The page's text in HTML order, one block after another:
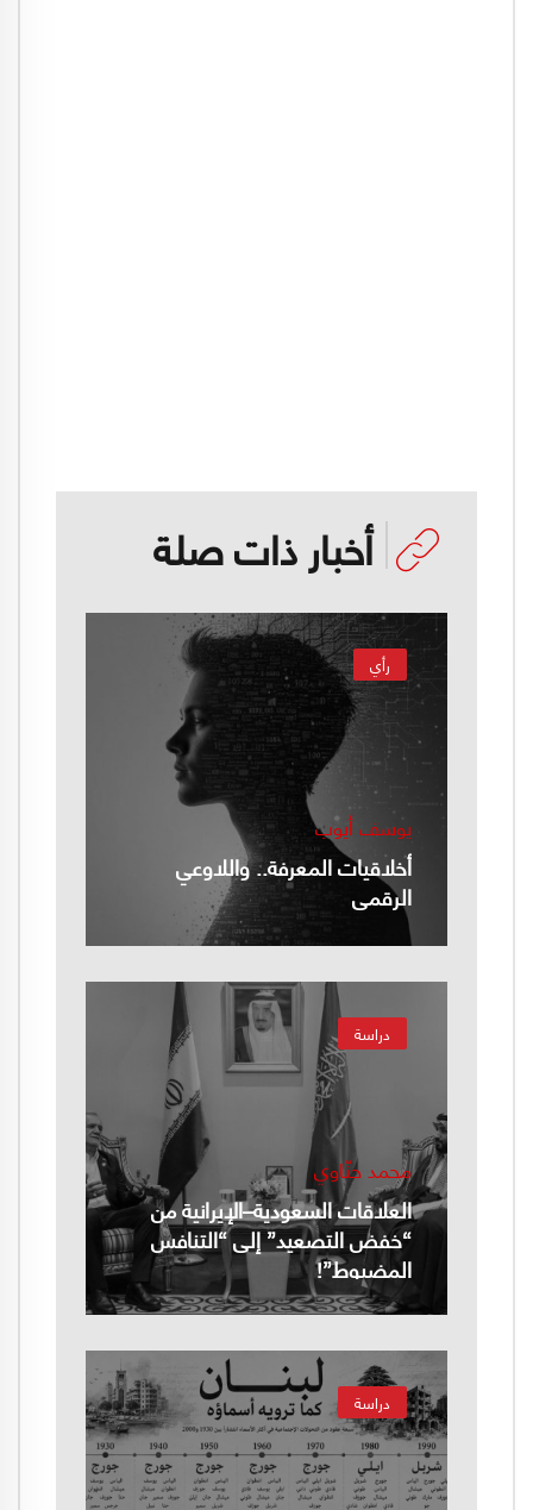
أخبار ذات صلة
رأي
يوسف أيوب
أخلاقيات المعرفة.. واللاوعي
الرقمي
دراسة
محمد حنّاوي
العلاقات السعودية–الإيرانية من
“خفض التصعيد” إلى “التنافس
المضبوط”!
دراسة